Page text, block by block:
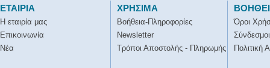
ΕΤΑΙΡΙΑ
Η εταιρία μας
Επικοινωνία
Νέα
ΧΡΗΣΙΜΑ
Βοήθεια-Πληροφορίες
Newsletter
Τρόποι Αποστολής - Πληρωμής
Όροι
Σύνδεσμοι
Πολιτική